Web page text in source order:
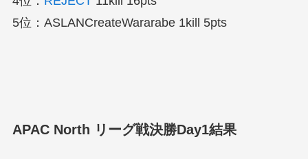
5位：ASLANCreateWararabe 1kill 5pts
APAC North リーグ戦決勝Day1結果